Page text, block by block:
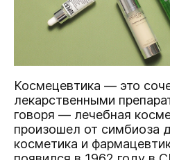
Космецевтика — это
лекарственными
говоря — лечебная
произошел от симбиоза
косметика и